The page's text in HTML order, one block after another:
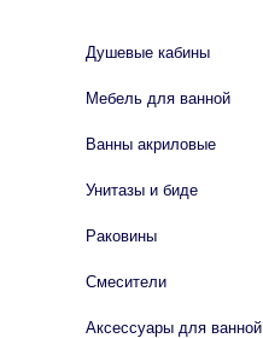
Душевые кабины
Мебель для ванной
Ванны акриловые
Унитазы и биде
Раковины
Смесители
Аксессуары для ванной